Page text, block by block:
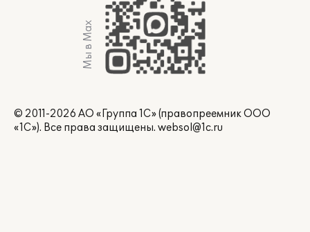
Мы в Max
© 2011-2026 АО «Группа 1С» (правопреемник ООО
«1С»). Все права защищены. websol@1c.ru